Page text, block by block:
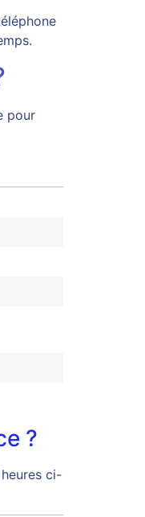
pour
?
ci-